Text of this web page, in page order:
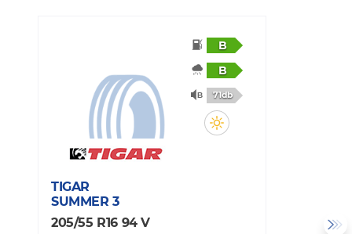
B
B
71db
TIGAR
SUMMER 3
205/55 R16 94 V